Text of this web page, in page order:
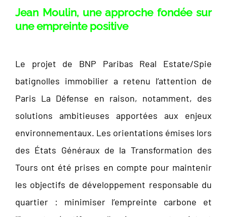
Jean Moulin, une approche fondée sur
une empreinte positive
Le projet de BNP Paribas Real Estate/Spie
batignolles immobilier a retenu l’attention de
Paris La Défense en raison, notamment, des
solutions ambitieuses apportées aux enjeux
environnementaux. Les orientations émises lors
des États Généraux de la Transformation des
Tours ont été prises en compte pour maintenir
les objectifs de développement responsable du
quartier : minimiser l’empreinte carbone et